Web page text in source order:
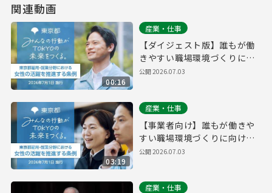
関連動画
00:16
産業・仕事
【ダイジェスト版】誰もが働
きやすい職場環境づくりに向
けて―東京都雇用・就業分野
公開2026.07.03
03:19
産業・仕事
【事業者向け】誰もが働きや
すい職場環境づくりに向けて
―東京都雇用・就業分野にお
公開2026.07.03
産業・仕事